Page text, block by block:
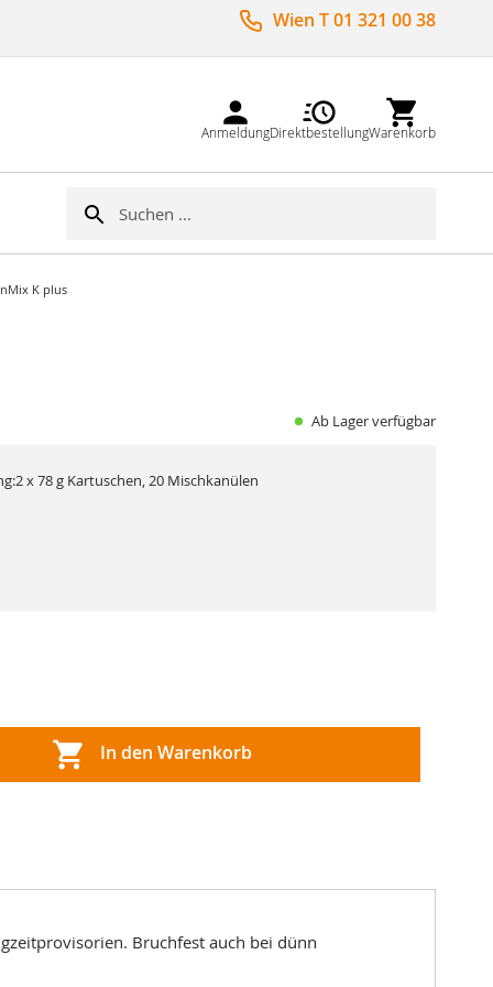
Wien T 01 321 00 38
AnmeldungDirektbestellungWarenkorb
Suche
K plus
Ab Lager verfügbar
x 78 g Kartuschen, 20 Mischkanülen
In den Warenkorb
Bruchfest auch bei dünn